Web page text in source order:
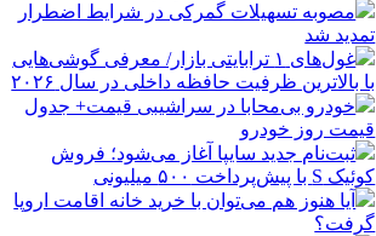
مصوبه تسهیلات گمرکی در شرایط اضطرار
تمدید شد
غول‌های ۱ ترابایتی بازار/ معرفی گوشی‌هایی
با بالاترین ظرفیت حافظه داخلی در سال ۲۰۲۶
خودرو بی‌محابا در سراشیبی قیمت+ جدول
قیمت روز خودرو
ثبت‌نام جدید سایپا آغاز می‌شود؛ فروش
کوئیک S با پیش‌پرداخت ۵۰۰ میلیونی
آیا هنوز هم می‌توان با خرید خانه اقامت اروپا
گرفت؟